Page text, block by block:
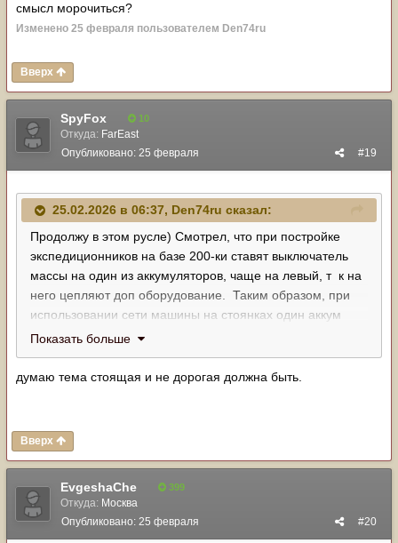
смысл морочиться?
Изменено 25 февраля пользователем Den74ru
Вверх
SpyFox 10
Откуда: FarEast
#19
Опубликовано: 25 февраля
25.02.2026 в 06:37, Den74ru сказал:
Продолжу в этом русле) Смотрел, что при постройке
экспедиционников на базе 200-ки ставят выключатель
массы на один из аккумуляторов, чаще на левый, т к на
него цепляют доп оборудование. Таким образом, при
использовании сети машины на стоянках один аккум
выживет полностью, если будет отключен.
Заинтересовало это решение для длительный стоянки,
есть смысл морочиться?
Показать больше
думаю тема стоящая и не дорогая должна быть.
Вверх
EvgeshaChe 399
Откуда: Москва
#20
Опубликовано: 25 февраля